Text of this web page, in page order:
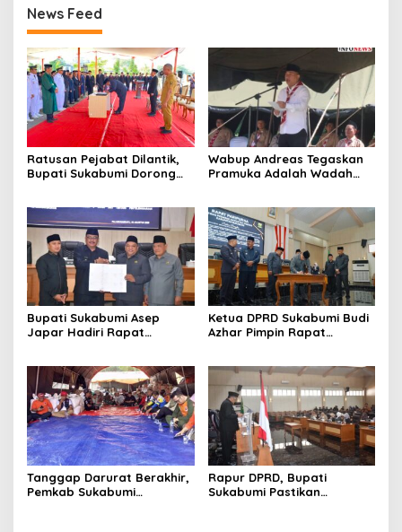
News Feed
Ratusan Pejabat Dilantik,
Bupati Sukabumi Dorong
untuk Bekerja dengan
Semangat
Wabup Andreas Tegaskan
Pramuka Adalah Wadah
Bupati Sukabumi Asep
Japar Hadiri Rapat
Disabilitas
Ketua DPRD Sukabumi Budi
Azhar Pimpin Rapat
Tanggap Darurat Berakhir,
Pemkab Sukabumi
Rapur DPRD, Bupati
Sukabumi Pastikan